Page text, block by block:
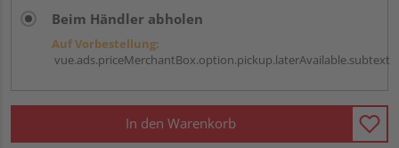
Beim Händler abholen
Auf Vorbestellung:
vue.ads.priceMerchantBox.option.pickup.laterAvailable.subtext
In den Warenkorb